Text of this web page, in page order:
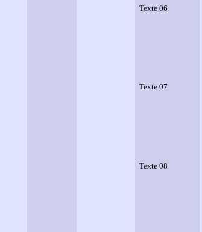
Texte 06
Texte 07
Texte 08